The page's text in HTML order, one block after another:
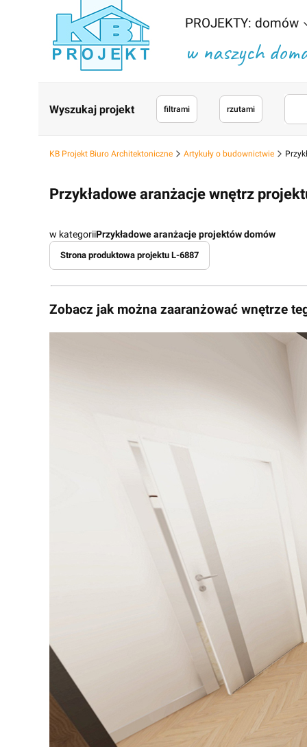
PROJEKTY: domów
w naszych
Wyszukaj projekt filtrami rzutami
KB Projekt Biuro Architektoniczne Artykuły o budownictwie
Przykładowe aranżacje wnętrz
w kategoriiPrzykładowe aranżacje projektów domów
Strona produktowa projektu L-6887
Zobacz jak można zaaranżować wnętrze